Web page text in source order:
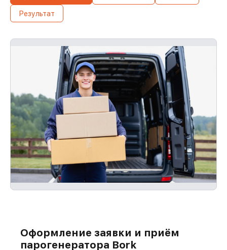
чека, мы проведём повторный сервис
устройства бесплатно и без ожидания.
Результат
Оформление заявки и приём
парогенератора Bork